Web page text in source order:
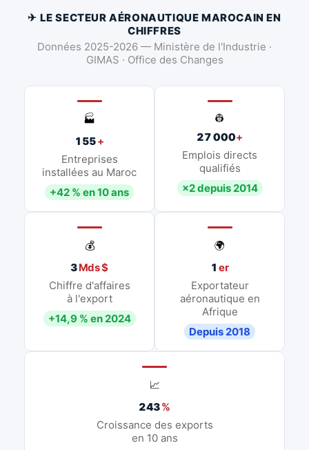
✈ LE SECTEUR AÉRONAUTIQUE MAROCAIN EN
CHIFFRES
Données 2025-2026 — Ministère de l'Industrie ·
GIMAS · Office des Changes
🏭
155+
Entreprises
installées au Maroc
+42 % en 10 ans
👷
27 000+
Emplois directs
qualifiés
×2 depuis 2014
💰
3Mds $
Chiffre d'affaires
à l'export
+14,9 % en 2024
🌍
1 er
Exportateur
aéronautique en
Afrique
Depuis 2018
📈
243%
Croissance des exports
en 10 ans